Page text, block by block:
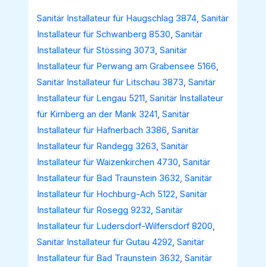
Sanitär Installateur für Haugschlag 3874,Sanitär
Installateur für Schwanberg 8530,Sanitär
Installateur für Stössing 3073,Sanitär
Installateur für Perwang am Grabensee 5166,
Sanitär Installateur für Litschau 3873,Sanitär
Installateur für Lengau 5211,Sanitär Installateur
für Kirnberg an der Mank 3241,Sanitär
Installateur für Hafnerbach 3386,Sanitär
Installateur für Randegg 3263,Sanitär
Installateur für Waizenkirchen 4730,Sanitär
Installateur für Bad Traunstein 3632,Sanitär
Installateur für Hochburg-Ach 5122,Sanitär
Installateur für Rosegg 9232,Sanitär
Installateur für Ludersdorf-Wilfersdorf 8200,
Sanitär Installateur für Gutau 4292,Sanitär
Installateur für Bad Traunstein 3632,Sanitär